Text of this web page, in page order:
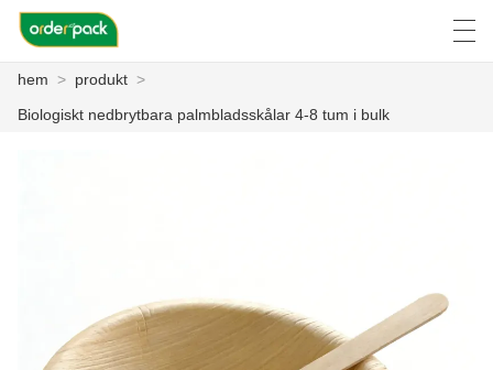
NYHETER
العربيةhem > produkt >
Biologiskt nedbrytbara palmbladsskålar 4-8 tum i bulk